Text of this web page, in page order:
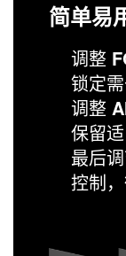
简单易
调整
锁定需
调整
保留
最后
控制